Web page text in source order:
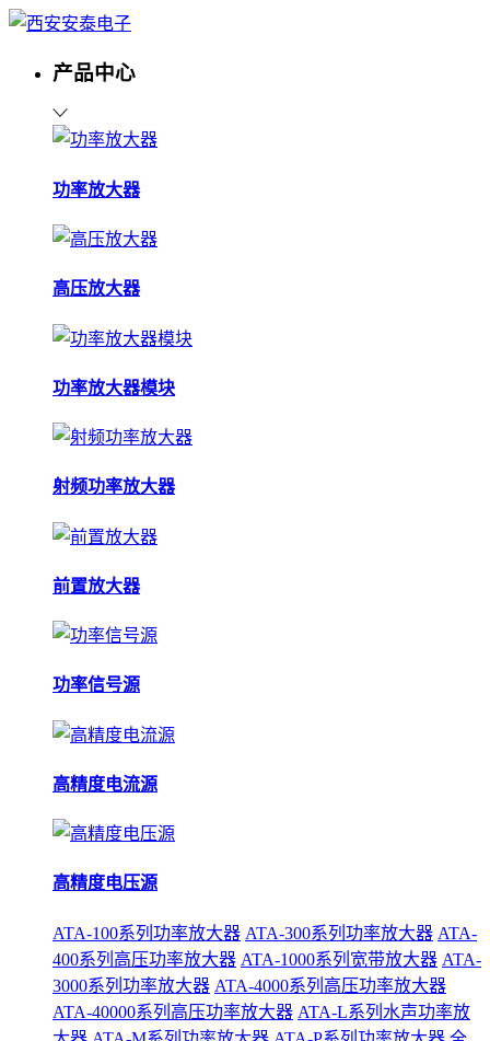
产品中心
功率放大器
高压放大器
功率放大器模块
射频功率放大器
前置放大器
功率信号源
高精度电流源
高精度电压源
ATA-100系列功率放大器 ATA-300系列功率放大器 ATA-
400系列高压功率放大器 ATA-1000系列宽带放大器 ATA-
3000系列功率放大器 ATA-4000系列高压功率放大器
ATA-40000系列高压功率放大器 ATA-L系列水声功率放